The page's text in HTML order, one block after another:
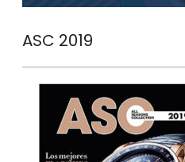
ASC 2019